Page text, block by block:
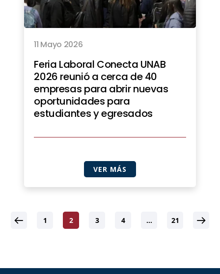
11 Mayo 2026
Feria Laboral Conecta UNAB
2026 reunió a cerca de 40
empresas para abrir nuevas
oportunidades para
estudiantes y egresados
VER MÁS
1 2 3 4 … 21